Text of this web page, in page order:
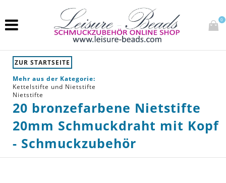
0
ZUR STARTSEITE
Mehr aus der Kategorie:
Kettelstifte und Nietstifte
Nietstifte
20 bronzefarbene Nietstifte
20mm Schmuckdraht mit Kopf
- Schmuckzubehör